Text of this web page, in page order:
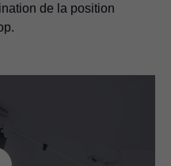
de la position